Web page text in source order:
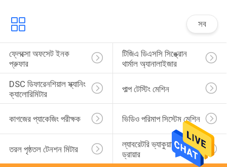
সব
ফ্লেক্সো অফসেট ইনক
প্রুফার
টিজিএ ডিএসসি সিঙ্ক্রোন
থার্মাল অ্যানালাইজার
DSC ডিফারেনশিয়াল স্ক্যানিং
ক্যালোরিমিটার
পাল্প টেস্টিং মেশিন
কাগজের প্যাকেজিং পরীক্ষক ভিডিও পরিমাপ সিস্টেম মেশিন
তরল পৃষ্ঠতল টেনশন মিটার
ল্যাবরেটরি ভ্যাকুয়াম ফ্রিজ
ড্রায়ার